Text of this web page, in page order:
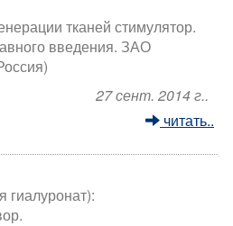
тканей стимулятор.
введения. ЗАО
27 сент. 2014 г..
читать..
гиалуронат):